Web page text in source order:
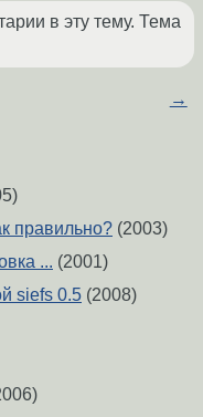
в эту тему. Тема
→
правильно? (2003)
... (2001)
siefs 0.5 (2008)